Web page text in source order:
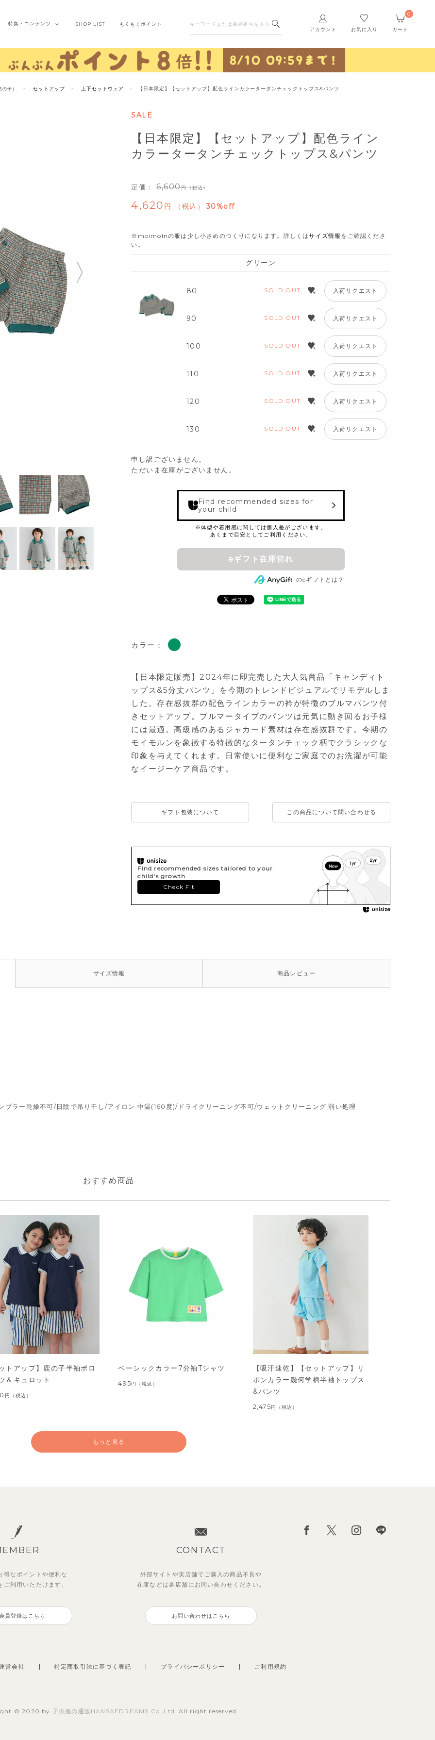
アカウント お気に入り カート
0
特集・ コンテンツ SHOP LIST もくもくポイント
の子） セットアップ 上下セットウェア 【日本限定】【セットアップ】配色ラインカラータータンチェックトップス&パンツ
SALE
【日本限定】【セットアップ】配色ライン
カラータータンチェックトップス&パンツ
定価： 6,600 （税込）
4,620 税込 30%off
※moimolnの服は少し小さめのつくりになります。 詳しくはサイズ情報 をご確認くださ
い。
グリーン
80 SOLD OUT 入荷リクエスト
90 SOLD OUT 入荷リクエスト
100 SOLD OUT 入荷リクエスト
110 SOLD OUT 入荷リクエスト
120 SOLD OUT 入荷リクエスト
130 SOLD OUT 入荷リクエスト
申し訳ございません。
ただいま在庫がございません。
Find recommended sizes for
your child
eギフト在庫切れ
のeギフトとは？
カラー：
【日本限定販売】2024年に即完売した大人気商品「キャンディト
ップス&5分丈パンツ」を今期のトレンドビジュアルでリモデルしま
した。存在感抜群の配色ラインカラーの衿が特徴のブルマパンツ付
きセットアップ。ブルマータイプのパンツは元気に動き回るお子様
には最適。高級感のあるジャカード素材は存在感抜群です。今期の
モイモルンを象徴する特徴的なタータンチェック柄でクラシックな
印象を与えてくれます。日常使いに便利なご家庭でのお洗濯が可能
なイージーケア商品です。
ギフト包装について この商品について問い合わせる
Find recommended sizes tailored to your
child's growth
Check Fit
サイズ情報 商品 レビュー
ラー乾燥不可/日陰で吊り干し/アイロン 中温(160度)/ドライクリーニング不可/ウェットクリーニング 弱い処理
おすすめ商品
トアップ】鹿の子半袖ポロ
＆キュロット
円 （税込）
ベーシックカラー7分袖Tシャツ
495円 （税込）
【吸汗速乾】【セットアップ】リ
ボンカラー幾何学柄半袖トップス
&パンツ
2,475円 （税込）
ー柄フレンチスリーブTシ
パン
ノースリーブトップス＆ショート
ショルダートップス&ショートパ
シャツ＆パンツ
ーカラー半袖トップス＆ハーフパ
もっと見る
得なポイントや便利な
ご利用いただけます。
員登録はこちら
CONTACT
外部サイトや実店舗でご購入の商品不良や
在庫などは各店舗に お問い合わせください。
お問い合わせはこちら
営会社 特定商取引法に基づく表記 プライバシーポリシー ご利用規約
© 2020 by 子供服の通販HANSAEDREAMS Co.,Ltd.All right reserved.